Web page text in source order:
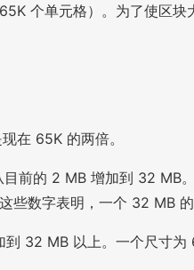
个单元格）。为了使区块
在 65K 的两倍。
前的 2 MB 增加到 32
些数字表明，一个 32 MB
到 32 MB 以上。一个尺寸